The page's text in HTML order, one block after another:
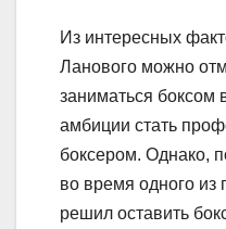
Из интересных
Ланового можно
заниматься боксом
амбиции стать
боксером. Однако,
во время одного из
решил оставить